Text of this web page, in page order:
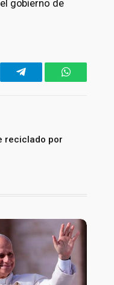
gobierno de
Telegram WhatsApp
reciclado por